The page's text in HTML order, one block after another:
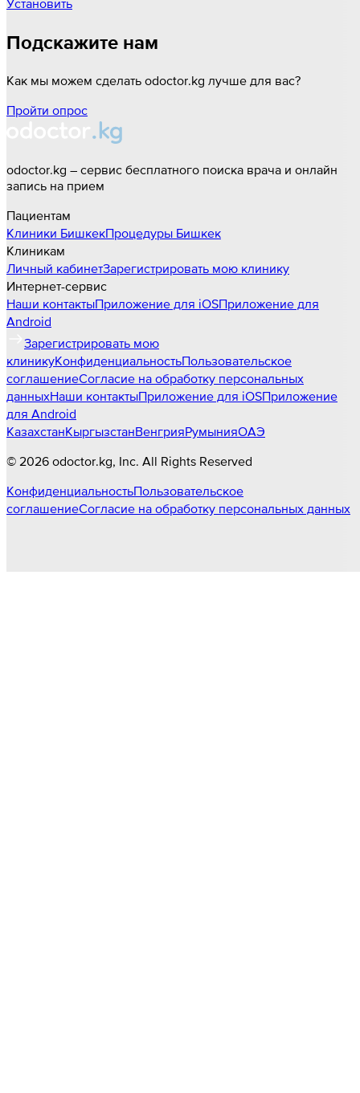
Установить
Подскажите нам
Как мы можем сделать odoctor.kg лучше для вас?
Пройти опрос
odoctor.kg – сервис бесплатного поиска врача и онлайн
запись на прием
Пациентам
Клиники БишкекПроцедуры Бишкек
Клиникам
Личный кабинетЗарегистрировать мою клинику
Интернет-сервис
Наши контактыПриложение для iOSПриложение для
Android
Зарегистрировать мою
клиникуКонфиденциальностьПользовательское
соглашениеСогласие на обработку персональных
данныхНаши контактыПриложение для iOSПриложение
для Android
КазахстанКыргызстанВенгрияРумынияОАЭ
© 2026 odoctor.kg, Inc. All Rights Reserved
КонфиденциальностьПользовательское
соглашениеСогласие на обработку персональных данных